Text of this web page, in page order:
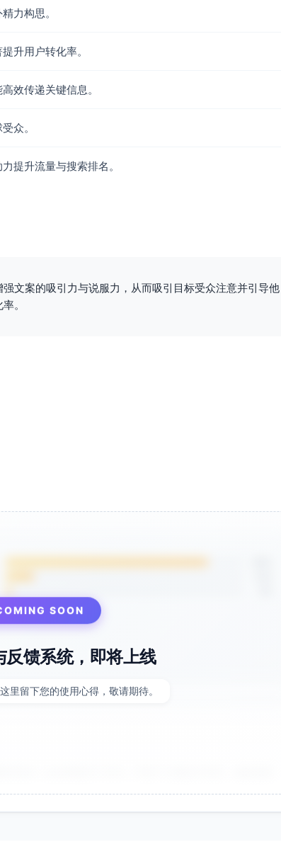
力构思。
升用户转化率。
效传递关键信息。
众。
提升流量与搜索排名。
文案的吸引力与说服力，从而吸引目标受众注意并引导他
。
SOON
反馈系统，即将上线
里留下您的使用心得，敬请期待。